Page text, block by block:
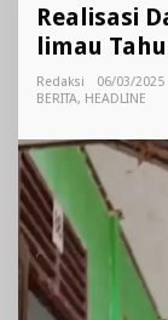
Realisasi
limau
Redaksi
06/03/2025
BERITA, HEADLINE